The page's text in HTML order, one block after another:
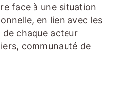
face à une situation
en lien avec les
chaque acteur
communauté de